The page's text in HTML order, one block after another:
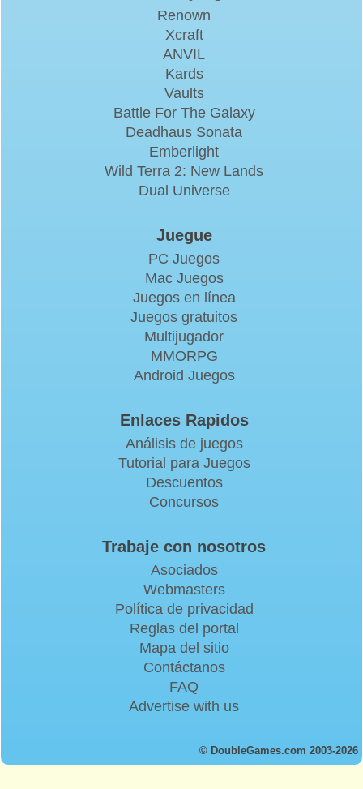
Renown
Xcraft
ANVIL
Kards
Vaults
Battle For The Galaxy
Deadhaus Sonata
Emberlight
Wild Terra 2: New Lands
Dual Universe
Juegue
PC Juegos
Mac Juegos
Juegos en línea
Juegos gratuitos
Multijugador
MMORPG
Android Juegos
Enlaces Rapidos
Análisis de juegos
Tutorial para Juegos
Descuentos
Concursos
Trabaje con nosotros
Asociados
Webmasters
Política de privacidad
Reglas del portal
Mapa del sitio
Contáctanos
FAQ
Advertise with us
© DoubleGames.com 2003-2026